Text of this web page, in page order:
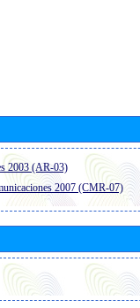
2003 (AR-03)
2007 (CMR-07)